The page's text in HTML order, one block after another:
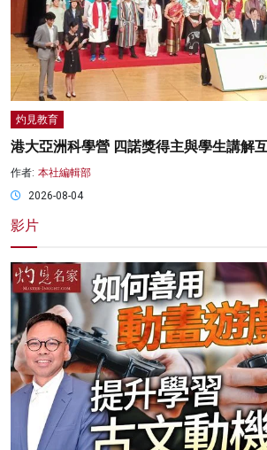
灼見教育
港大亞洲科學營 四諾獎得主與學生講解
作者: 本社編輯部
2026-08-04
影片